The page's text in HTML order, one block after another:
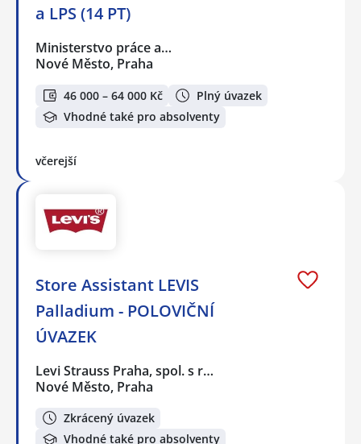
a LPS (14 PT)
Ministerstvo práce a…
Nové Město, Praha
46 000 – 64 000 Kč
Plný úvazek
Vhodné také pro absolventy
včerejší
Store Assistant LEVIS
Palladium - POLOVIČNÍ
ÚVAZEK
Levi Strauss Praha, spol. s r…
Nové Město, Praha
Zkrácený úvazek
Vhodné také pro absolventy